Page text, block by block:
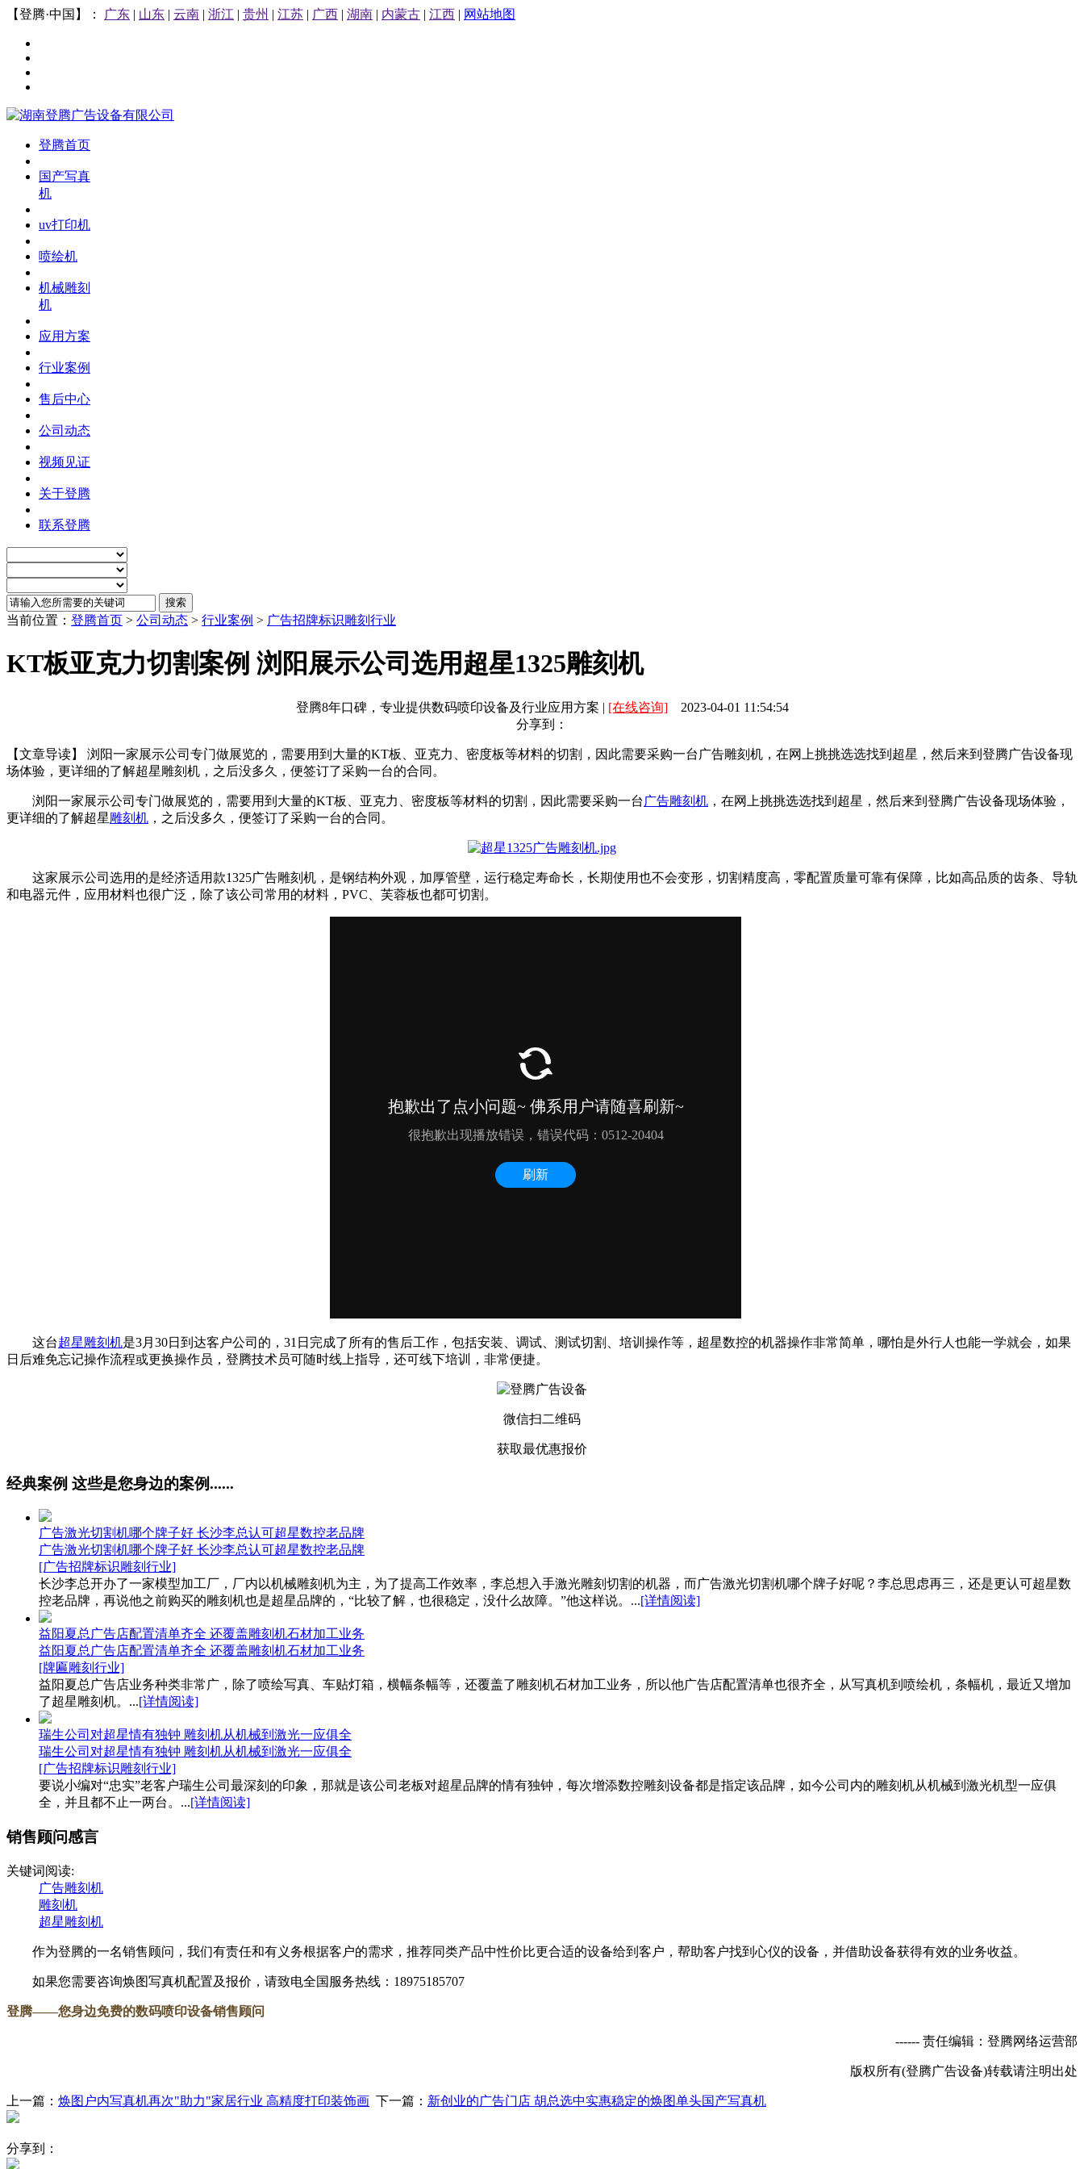
【登腾·中国】： 广东 | 山东 | 云南 | 浙江 | 贵州 | 江苏 | 广西 | 湖南 | 内蒙古 | 江西 | 网站地图
登腾首页
国产写真
机
uv打印机
喷绘机
机械雕刻
机
应用方案
行业案例
售后中心
公司动态
视频见证
关于登腾
联系登腾
当前位置： 登腾首页 > 公司动态 > 行业案例 > 广告招牌标识雕刻行业
KT板亚克力切割案例 浏阳展示公司选用超星1325雕刻机
登腾8年口碑，专业提供数码喷印设备及行业应用方案 | [在线咨询]2023-04-01 11:54:54
分享到：
【文章导读】 浏阳一家展示公司专门做展览的，需要用到大量的KT板、亚克力、密度板等材料的切割，因此需要采购一台广告雕刻机，在网上挑挑选选找到超星，然后来到登腾广告设备现
场体验，更详细的了解超星雕刻机​，之后没多久，便签订了采购一台的合同。
浏阳一家展示公司专门做展览的，需要用到大量的KT板、亚克力、密度板等材料的切割，因此需要采购一台 广告雕刻机 ，在网上挑挑选选找到超星，然后来到登腾广告设备现场体验，
更详细的了解超星 雕刻机 ，之后没多久，便签订了采购一台的合同。
这家展示公司选用的是经济适用款1325广告雕刻机，是钢结构外观，加厚管壁，运行稳定寿命长，长期使用也不会变形，切割精度高，零配置质量可靠有保障，比如高品质的齿条、导轨
和电器元件，应用材料也很广泛，除了该公司常用的材料，PVC、芙蓉板也都可切割。
这台超星雕刻机是3月30日到达客户公司的，31日完成了所有的售后工作，包括安装、调试、测试切割、培训操作等，超星数控的机器操作非常简单，哪怕是外行人也能一学就会，如果
日后难免忘记操作流程或更换操作员，登腾技术员可随时线上指导，还可线下培训，非常便捷。
微信扫二维码
获取最优惠报价
经典案例 这些是您身边的案例......
广告激光切割机哪个牌子好 长沙李总认可超星数控老品牌
广告激光切割机哪个牌子好 长沙李总认可超星数控老品牌
[广告招牌标识雕刻行业]
长沙李总开办了一家模型加工厂，厂内以机械雕刻机为主，为了提高工作效率，李总想入手激光雕刻切割的机器，而广告激光切割机哪个牌子好呢？李总思虑再三，还是更认可超星数
控老品牌，再说他之前购买的雕刻机也是超星品牌的，“比较了解，也很稳定，没什么故障。”他这样说。...[详情阅读]
益阳夏总广告店配置清单齐全 还覆盖雕刻机石材加工业务
益阳夏总广告店配置清单齐全 还覆盖雕刻机石材加工业务
[牌匾雕刻行业]
益阳夏总广告店业务种类非常广，除了喷绘写真、车贴灯箱，横幅条幅等，还覆盖了雕刻机石材加工业务，所以他广告店配置清单也很齐全，从写真机到喷绘机，条幅机，最近又增加
了超星雕刻机。...[详情阅读]
瑞生公司对超星情有独钟 雕刻机从机械到激光一应俱全
瑞生公司对超星情有独钟 雕刻机从机械到激光一应俱全
[广告招牌标识雕刻行业]
要说小编对“忠实”老客户瑞生公司最深刻的印象，那就是该公司老板对超星品牌的情有独钟，每次增添数控雕刻设备都是指定该品牌，如今公司内的雕刻机从机械到激光机型一应俱
全，并且都不止一两台。...[详情阅读]
销售顾问感言
关键词阅读:
广告雕刻机
雕刻机
超星雕刻机
作为登腾的一名销售顾问，我们有责任和有义务根据客户的需求，推荐同类产品中性价比更合适的设备给到客户，帮助客户找到心仪的设备，并借助设备获得有效的业务收益。
如果您需要咨询焕图写真机配置及报价，请致电全国服务热线：18975185707
登腾——您身边免费的数码喷印设备销售顾问
------ 责任编辑：登腾网络运营部
版权所有(登腾广告设备)转载请注明出处
上一篇： 焕图户内写真机再次"助力"家居行业 高精度打印装饰画 下一篇： 新创业的广告门店 胡总选中实惠稳定的焕图单头国产写真机
分享到：